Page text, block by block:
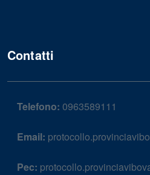
Contatti
Telefono: 0963589111
Email:
Pec: